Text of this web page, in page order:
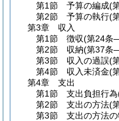
第1節
予算の編成(
第2節
予算の執行(
第3章
収入
第1節
徴収(第24条
第2節
収納(第37条
第3節
収入の過誤(
第4節
収入未済金(
第4章
支出
第1節
支出負担行為
第2節
支出の方法(
第3節
支出の方法の